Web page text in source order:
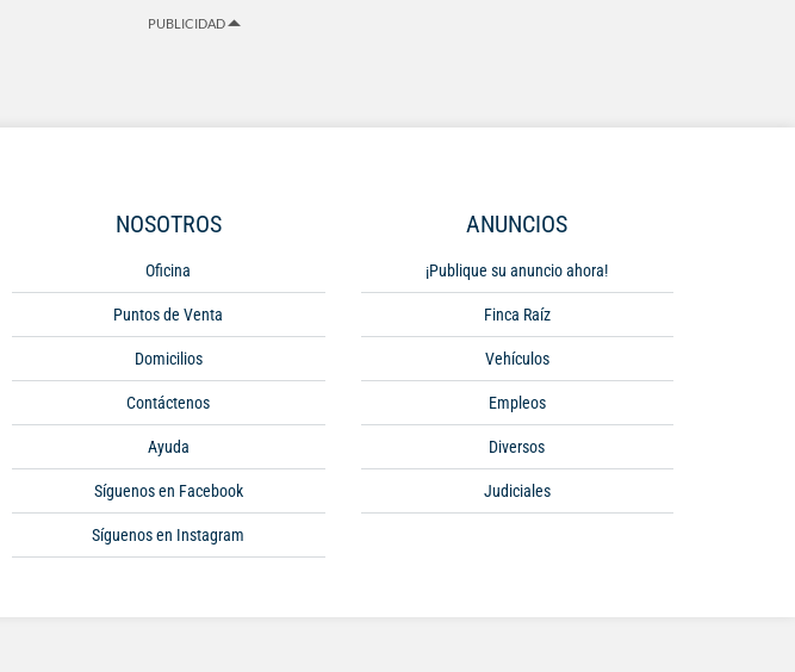
PUBLICIDAD
NOSOTROS
Oficina
Puntos de Venta
Domicilios
Contáctenos
Ayuda
Síguenos en Facebook
Síguenos en Instagram
ANUNCIOS
¡Publique su anuncio ahora!
Finca Raíz
Vehículos
Empleos
Diversos
Judiciales